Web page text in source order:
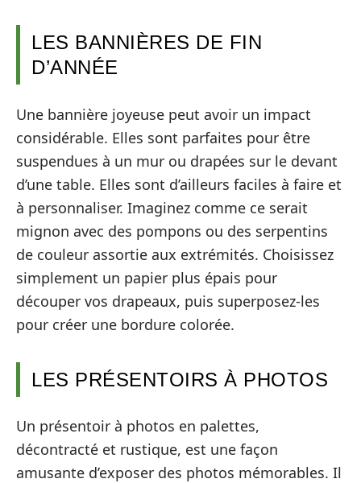
LES BANNIÈRES DE FIN
D’ANNÉE
Une bannière joyeuse peut avoir un impact
considérable. Elles sont parfaites pour être
suspendues à un mur ou drapées sur le devant
d’une table. Elles sont d’ailleurs faciles à faire et
à personnaliser. Imaginez comme ce serait
mignon avec des pompons ou des serpentins
de couleur assortie aux extrémités. Choisissez
simplement un papier plus épais pour
découper vos drapeaux, puis superposez-les
pour créer une bordure colorée.
LES PRÉSENTOIRS À PHOTOS
Un présentoir à photos en palettes,
décontracté et rustique, est une façon
amusante d’exposer des photos mémorables. Il